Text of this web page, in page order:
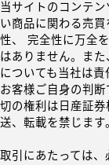
当サイトのコンテ
い商品に関わる売
性、 完全性に万全
はありません。ま
についても当社は責
お客様ご自身の判
切の権利は日産証
送、転載を禁じます
取引にあたっては